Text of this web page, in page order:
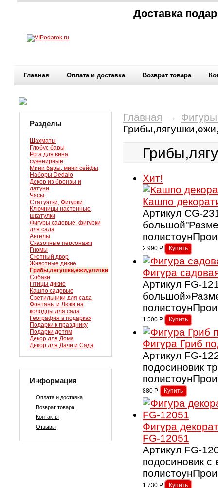
Доставка
Главная Оплата и доставка Возврат товара
Разделы
Шахматы
Глобус бары
Рога для вина
сувенирные
Мини бары, мини сейфы
Наборы Dedalo
Декор из бронзы и
латуни
Часы
Статуэтки, Фигурки
Ключницы настенные,
шкатулки
Фигуры садовые, фигурки
для сада
Ангелы
Сказочные персонажи
Гномы
Скотный двор
Животные дикие
Грибы,лягушки,ежи,улитки
Собаки
Птицы дикие
Кашпо садовые
Светильники для сада
Фонтаны и Люки на
колодцы для сада
География в подарках
Подарки к празднику
Подарки детям
Декор для Дома
Декор для Дачи и Сада
Информация
Оплата и доставка
Возврат товара
Контакты
Отзывы
Главная →
Хит!
Кашпо
Артикул CG-
2 990 Р
Фигура
Артикул FG-
1 500 Р
Фигура Гриб
Артикул FG-
подосиновик
880 Р
Фигура
FG-12051
Артикул FG-
подосиновик
1 730 Р